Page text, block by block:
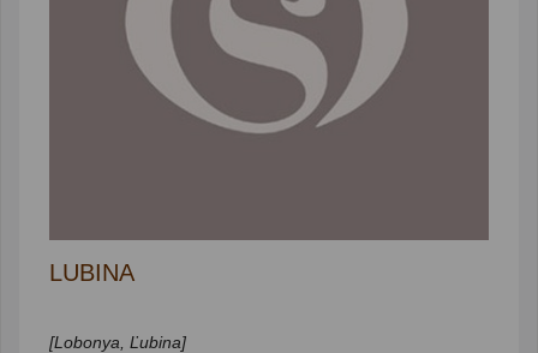
LUBINA
[Lobonya, Ľubina]